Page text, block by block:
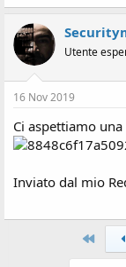
Utente
16 Nov 2019
Ci aspettiamo una
Inviato dal mio
Primo